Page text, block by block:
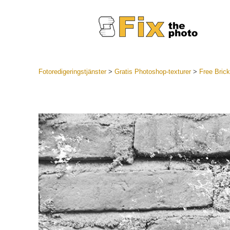
Best Deal
Mobila
Fotoredigeringstjänster> Gratis Photoshop-texturer> Free